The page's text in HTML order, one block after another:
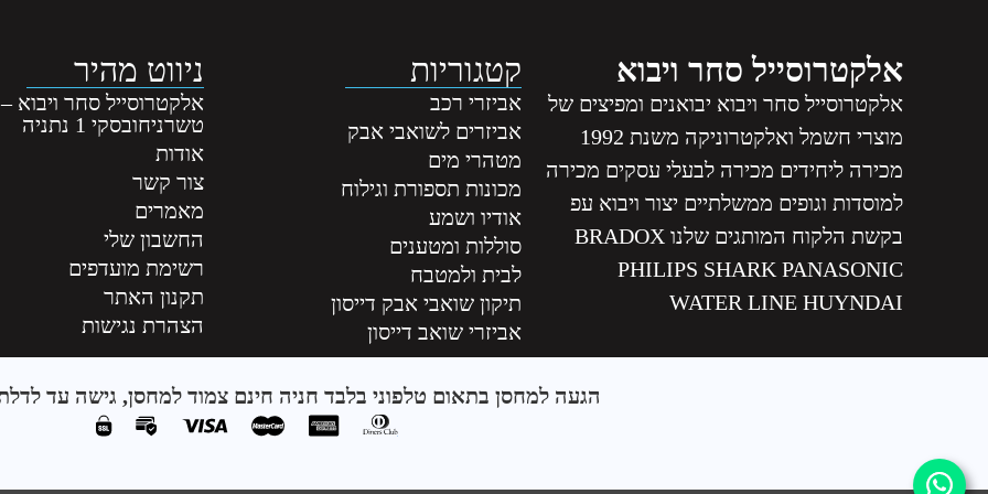
אלקטרוסייל סחר ויבוא
אלקטרוסייל סחר ויבוא יבואנים ומפיצים של
מוצרי חשמל ואלקטרוניקה משנת 1992
מכירה ליחידים מכירה לבעלי עסקים מכירה
למוסדות וגופים ממשלתיים יצור ויבוא עפ
בקשת הלקוח המותגים שלנו BRADOX
PHILIPS SHARK PANASONIC
WATER LINE HUYNDAI
קטגוריות
אביזרי רכב
אביזרים לשואבי אבק
מטהרי מים
מכונות תספורת וגילוח
אודיו ושמע
סוללות ומטענים
לבית ולמטבח
תיקון שואבי אבק דייסון
אביזרי שואב דייסון
ניווט מהיר
אלקטרוסייל סחר ויבוא –
טשרניחובסקי 1 נתניה
אודות
צור קשר
מאמרים
החשבון שלי
רשימת מועדפים
תקנון האתר
הצהרת נגישות
הגעה למחסן בתאום טלפוני בלבד חניה חינם צמוד למחסן, גישה עד